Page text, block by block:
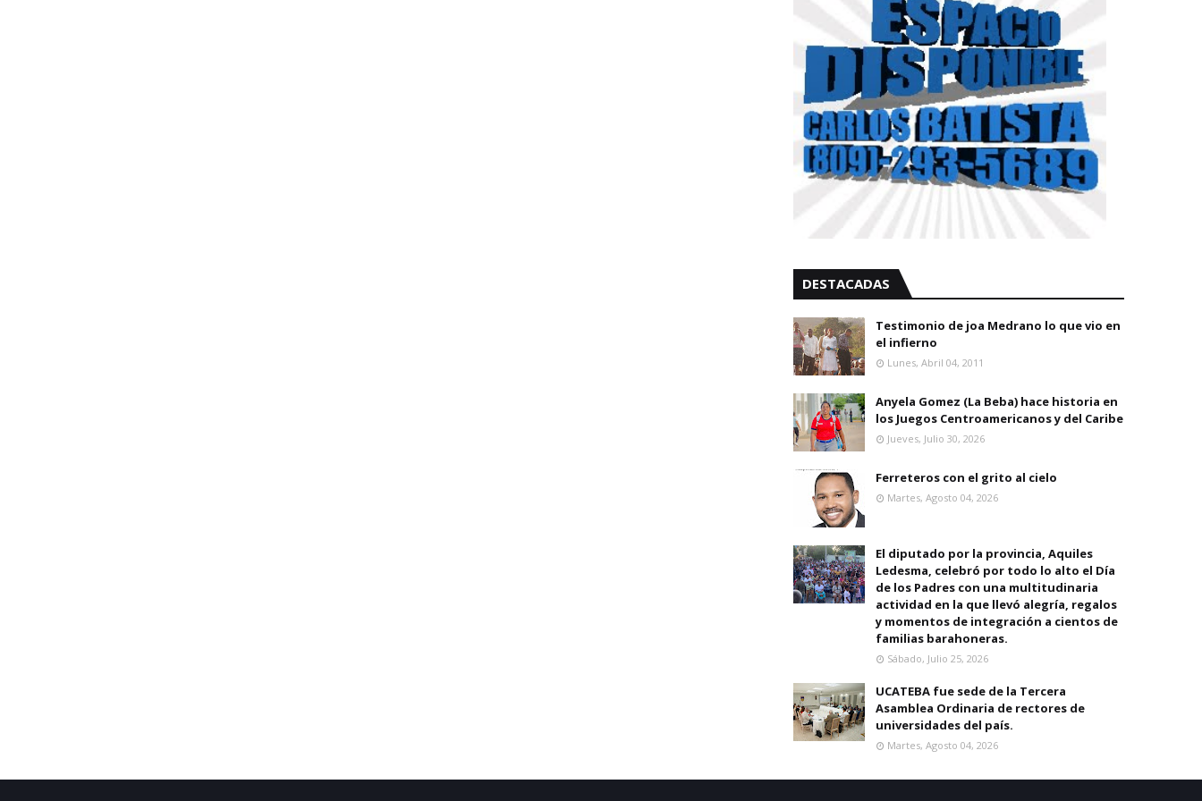
DESTACADAS
Testimonio de joa Medrano lo que vio en
el infierno
Lunes, Abril 04, 2011
Anyela Gomez (La Beba) hace historia en
los Juegos Centroamericanos y del Caribe
Jueves, Julio 30, 2026
Ferreteros con el grito al cielo
Martes, Agosto 04, 2026
El diputado por la provincia, Aquiles
Ledesma, celebró por todo lo alto el Día
de los Padres con una multitudinaria
actividad en la que llevó alegría, regalos
y momentos de integración a cientos de
familias barahoneras.
Sábado, Julio 25, 2026
UCATEBA fue sede de la Tercera
Asamblea Ordinaria de rectores de
universidades del país.
Martes, Agosto 04, 2026